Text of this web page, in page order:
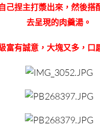
己捏主打漿出來，然後搭
去呈現的肉羹湯。
富有誠意，大塊又多，口